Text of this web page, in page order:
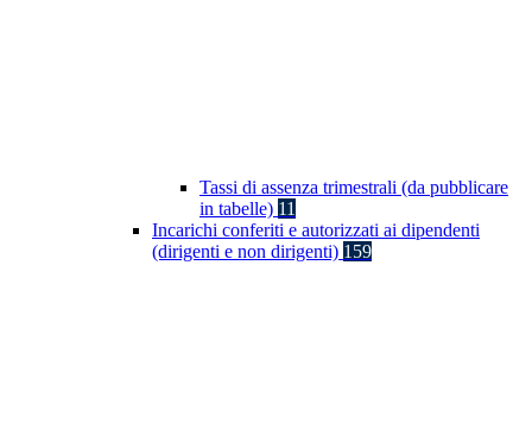
Tassi di assenza trimestrali (da pubblicare
in tabelle) 11
Incarichi conferiti e autorizzati ai dipendenti
(dirigenti e non dirigenti) 159